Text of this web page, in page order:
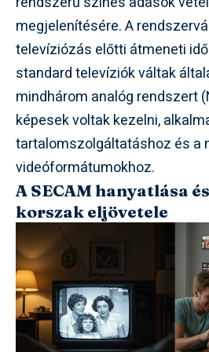
megjelenítésére. A
televíziózás előtti átmeneti
standard televíziók váltak
mindhárom analóg rendszert
képesek voltak kezelni,
tartalomszolgáltatáshoz és a
videóformátumokhoz.
A SECAM hanyatlása
korszak eljövetele